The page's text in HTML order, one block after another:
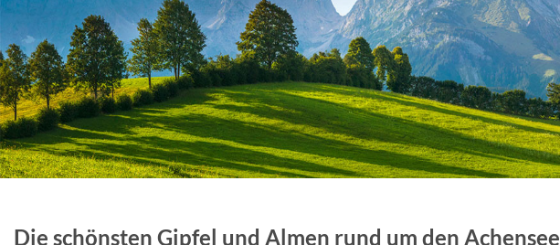
Die schönsten Gipfel und Almen rund um den Achensee